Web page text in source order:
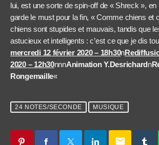
lui, est une sorte de spin-off de « Shreck »,
garde le must pour la fin, « Comme chiens et
chiens sont stupides et mauvais, tandis que
astucieux et intelligents : c’est ce que je dis
mercredi 12 février 2020 – 18h30n
2020 – 12h30nnnAnimation Y.Desrichardn
Rongemaille«
24 NOTES/SECONDE MUSIQUE
email